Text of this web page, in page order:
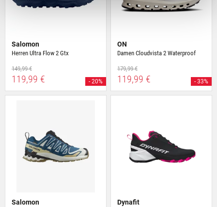
Deiner Verwendung unserer Website an unsere Partner
ihnen bereitgestellt hast oder die sie im Rahmen Deiner
Salomon
Herren Ultra Flow 2 Gtx
149,99 €
119,99 € - 20%
ON
Damen Cloudvista 2 Waterproof
179,99 €
119,99 € - 33%
Salomon Dynafit